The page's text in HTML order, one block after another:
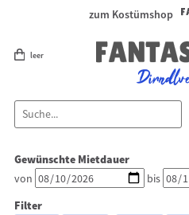
zum Kostümshop
leer
Dirndl
Lederhosen Zubehör
Kostüme
Gewünschte Mietdauer
von bis
Filter